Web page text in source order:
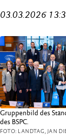
03.03.2026
Gruppenbild des
des BSPC.
FOTO: LANDTAG, JAN